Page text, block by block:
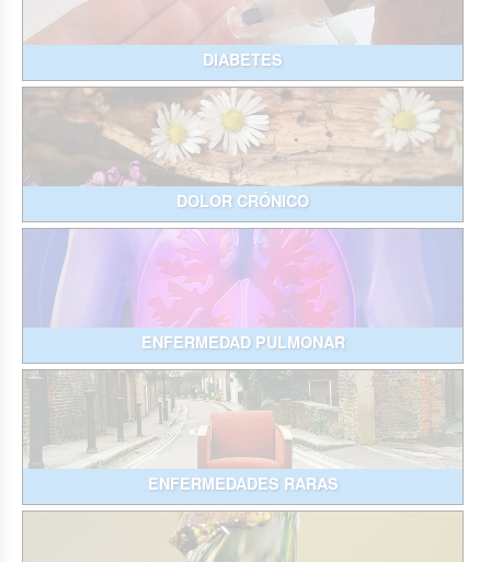
DIABETES
DOLOR CRÓNICO
ENFERMEDAD PULMONAR
ENFERMEDADES RARAS